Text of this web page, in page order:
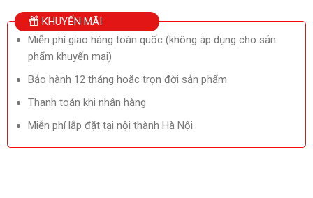
KHUYẾN MÃI
Miễn phí giao hàng toàn quốc (không áp dụng cho sản
phẩm khuyến mại)
Bảo hành 12 tháng hoặc trọn đời sản phẩm
Thanh toán khi nhận hàng
Miễn phí lắp đặt tại nội thành Hà Nội